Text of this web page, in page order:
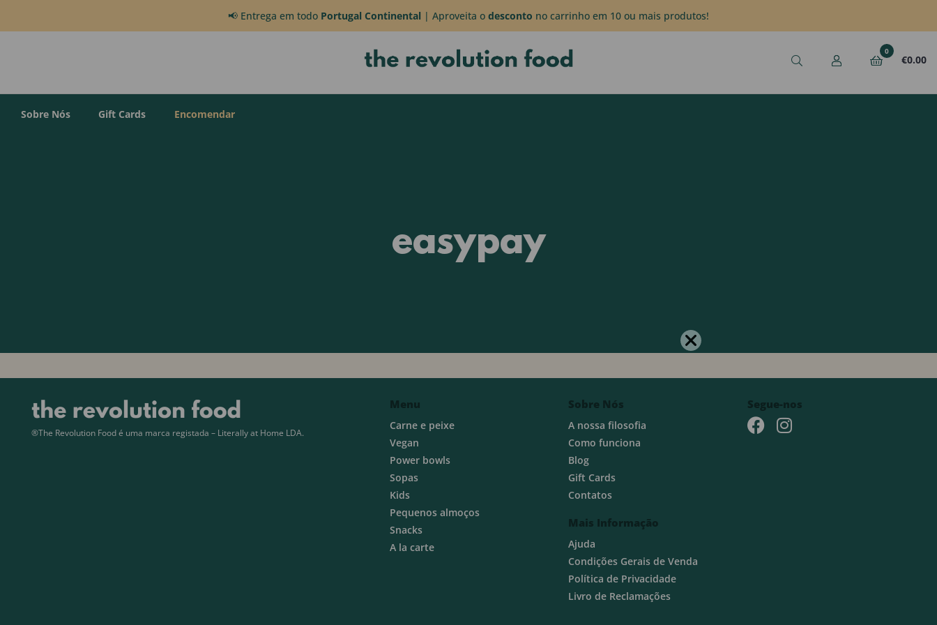
📢 Entrega em todo Portugal Continental | Aproveita o desconto no carrinho em 10 ou mais produtos!
0
€0.00
Sobre Nós Gift Cards Encomendar
easypay
®The Revolution Food é uma marca registada – Literally at Home LDA.
Menu
Carne e peixe
Vegan
Power bowls
Sopas
Kids
Pequenos almoços
Snacks
A la carte
Sobre Nós
A nossa filosofia
Como funciona
Blog
Gift Cards
Contatos
Mais Informação
Ajuda
Condições Gerais de Venda
Política de Privacidade
Livro de Reclamações
Segue-nos